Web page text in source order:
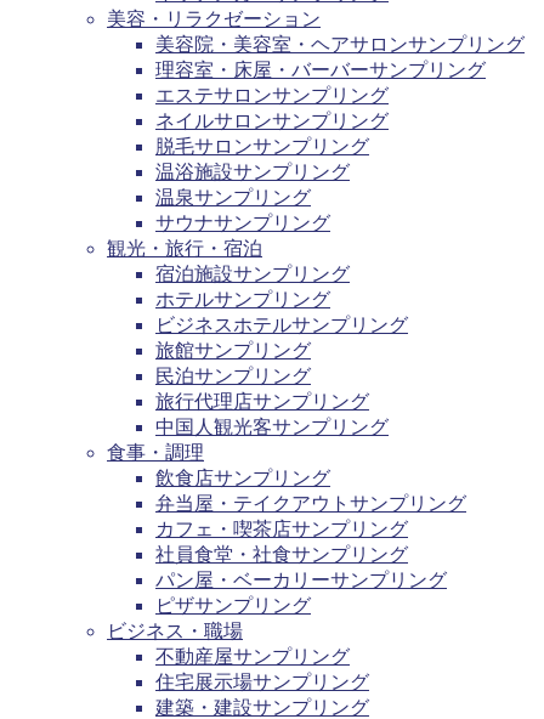
美容・リラクゼーション
美容院・美容室・ヘアサロンサンプリング
理容室・床屋・バーバーサンプリング
エステサロンサンプリング
ネイルサロンサンプリング
脱毛サロンサンプリング
温浴施設サンプリング
温泉サンプリング
サウナサンプリング
観光・旅行・宿泊
宿泊施設サンプリング
ホテルサンプリング
ビジネスホテルサンプリング
旅館サンプリング
民泊サンプリング
旅行代理店サンプリング
中国人観光客サンプリング
食事・調理
飲食店サンプリング
弁当屋・テイクアウトサンプリング
カフェ・喫茶店サンプリング
社員食堂・社食サンプリング
パン屋・ベーカリーサンプリング
ピザサンプリング
ビジネス・職場
不動産屋サンプリング
住宅展示場サンプリング
建築・建設サンプリング